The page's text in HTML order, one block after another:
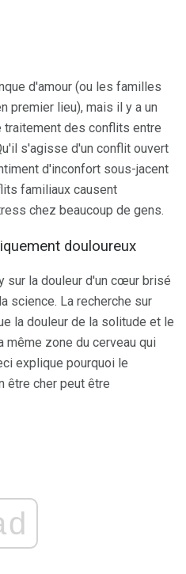
d'amour (ou les familles
premier lieu), mais il y a un
traitement des conflits entre
s'agisse d'un conflit ouvert
d'inconfort sous-jacent
familiaux causent
chez beaucoup de gens.
douloureux
sur la douleur d'un cœur brisé
science. La recherche sur
la douleur de la solitude et le
zone du cerveau qui
explique pourquoi le
être cher peut être